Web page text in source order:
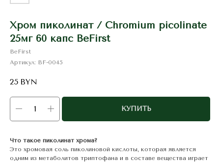
Хром пиколинат / Chromium picolinate
25мг 60 капс BeFirst
BeFirst
Артикул: BF-0045
25 BYN
КУПИТЬ
Что такое пиколинат хрома?
Это хромовая соль пиколиновой кислоты, которая является
одним из метаболитов триптофана и в составе вещества играет